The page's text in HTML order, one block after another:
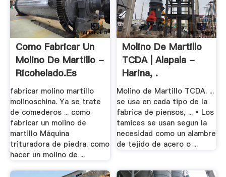
Como Fabricar Un
Molino De Martillo -
Ricohelado.es
fabricar molino martillo
molinoschina. Ya se trate
de comederos ... como
fabricar un molino de
martillo Máquina
trituradora de piedra. como
hacer un molino de ...
Molino De Martillo
TCDA | Alapala -
Harina, .
Molino de Martillo TCDA. ...
se usa en cada tipo de la
fabrica de piensos, ... • Los
tamices se usan segun la
necesidad como un alambre
de tejido de acero o ...